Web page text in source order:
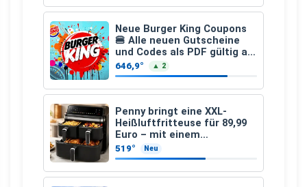
Neue Burger King Coupons
🍔 Alle neuen Gutscheine
und Codes als PDF gültig ab
25.07.2026 bis 04.09.2026
646,9° ▲ 2
Penny bringt eine XXL-
Heißluftfritteuse für 89,99
Euro – mit einem
besonderen Vorteil
519° Neu